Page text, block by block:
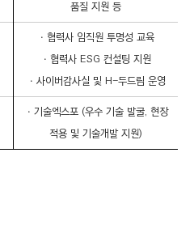
품질 지원 등
ㆍ협력사 임직원 투명성 교육
ㆍ협력사 ESG 컨설팅 지원
ㆍ사이버감사실 및 H-두드림 운영
ㆍ기술엑스포 (우수 기술 발굴, 현장
적용 및 기술개발 지원)